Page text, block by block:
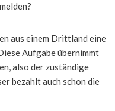
aus einem Drittland eine
Aufgabe übernimmt
also der zuständige
bezahlt auch schon die